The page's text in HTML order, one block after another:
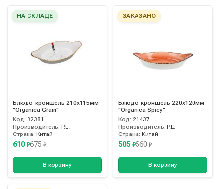
НА СКЛАДЕ
Блюдо-кроншель 210х115мм
"Organica Grain"
Код: 32381
Производитель: P.L.
Страна: Китай
610 ₽675₽
В корзину
ЗАКАЗАНО
Блюдо-кроншель 220х120мм
"Organica Spicy"
Код: 21437
Производитель: P.L.
Страна: Китай
505 ₽560₽
В корзину